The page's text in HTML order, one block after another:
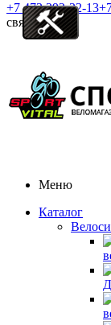
+7 473 292-32-13
связь
Меню
Каталог